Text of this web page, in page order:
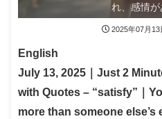
れ、感情
2025年07月13
English
July 13, 2025｜Just 2
with Quotes – “satisfy”｜
more than someone else’s